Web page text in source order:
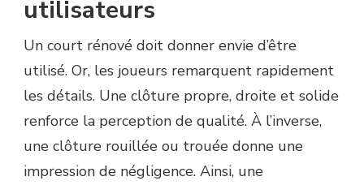
utilisateurs
Un court rénové doit donner envie d’être
utilisé. Or, les joueurs remarquent rapidement
les détails. Une clôture propre, droite et solide
renforce la perception de qualité. À l’inverse,
une clôture rouillée ou trouée donne une
impression de négligence. Ainsi, une